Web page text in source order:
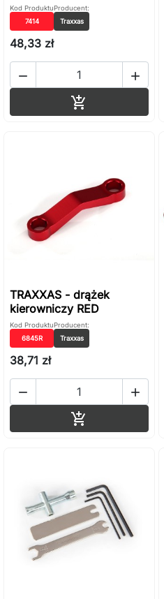
Kod Produktu
7414
Producent:
Traxxas
48,33 zł
 

TRAXXAS - drążek
kierowniczy RED
Kod Produktu
6845R
Producent:
Traxxas
38,71 zł
 
